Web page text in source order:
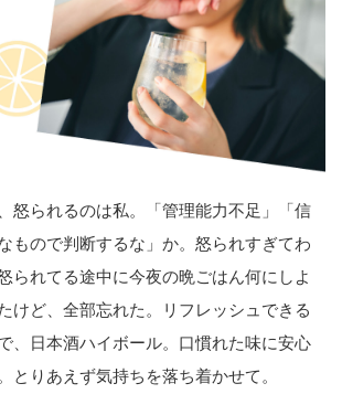
怒られるのは私。「管理能力不足」「信
もので判断するな」か。怒られすぎてわ
られてる途中に今夜の晩ごはん何にしよ
けど、全部忘れた。リフレッシュできる
、日本酒ハイボール。口慣れた味に安心
とりあえず気持ちを落ち着かせて。